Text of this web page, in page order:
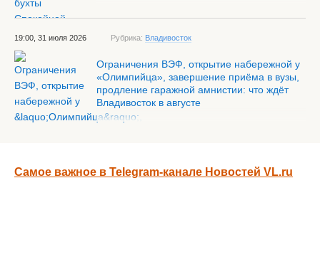
19:00, 31 июля 2026 Рубрика: Владивосток
Ограничения ВЭФ, открытие набережной у
«Олимпийца», завершение приёма в вузы,
продление гаражной амнистии: что ждёт
Владивосток в августе
Самое важное в Telegram-канале Новостей VL.ru